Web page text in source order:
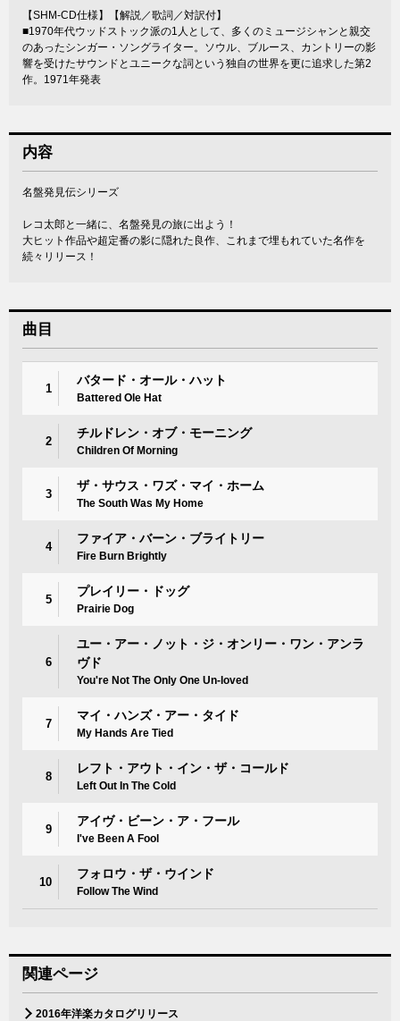
【SHM-CD仕様】【解説／歌詞／対訳付】
■1970年代ウッドストック派の1人として、多くのミュージシャンと親交
のあったシンガー・ソングライター。ソウル、ブルース、カントリーの影
響を受けたサウンドとユニークな詞という独自の世界を更に追求した第2
作。1971年発表
内容
名盤発見伝シリーズ
レコ太郎と一緒に、名盤発見の旅に出よう！
大ヒット作品や超定番の影に隠れた良作、これまで埋もれていた名作を
続々リリース！
曲目
1
バタード・オール・ハット
Battered Ole Hat
2
チルドレン・オブ・モーニング
Children Of Morning
3
ザ・サウス・ワズ・マイ・ホーム
The South Was My Home
4
ファイア・バーン・ブライトリー
Fire Burn Brightly
5
プレイリー・ドッグ
Prairie Dog
6
ユー・アー・ノット・ジ・オンリー・ワン・アンラ
ヴド
You're Not The Only One Un-loved
7
マイ・ハンズ・アー・タイド
My Hands Are Tied
8
レフト・アウト・イン・ザ・コールド
Left Out In The Cold
9
アイヴ・ビーン・ア・フール
I've Been A Fool
10
フォロウ・ザ・ウインド
Follow The Wind
関連ページ
2016年洋楽カタログリリース